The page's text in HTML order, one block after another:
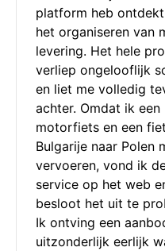
platform heb
het organiseren van
levering. Het hele
verliep ongelooflijk
en liet me volledig
achter. Omdat ik een
motorfiets en een
Bulgarije naar Polen
vervoeren, vond ik
service op het web
besloot het uit te
Ik ontving een
uitzonderlijk eerlijk